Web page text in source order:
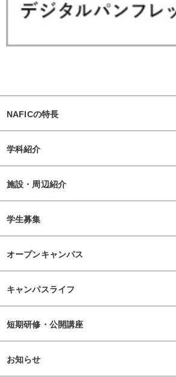
NAFICの特長
学科紹介
施設・周辺紹介
学生募集
オープンキャンパス
キャンパスライフ
短期研修・公開講座
お知らせ